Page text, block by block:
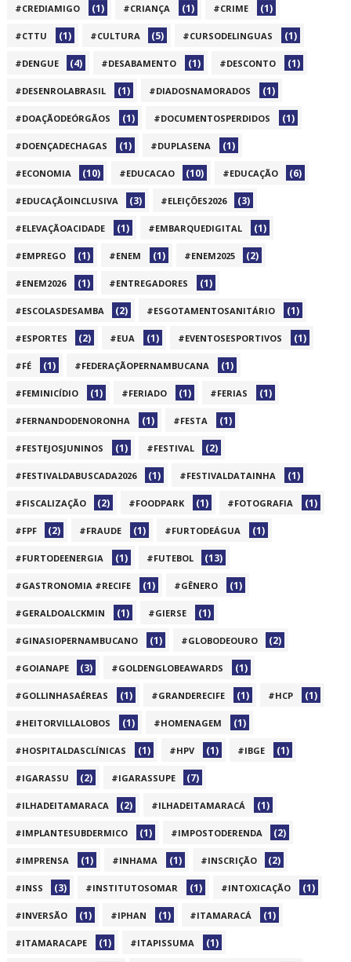
#CREDIAMIGO (1) #CRIANÇA (1) #CRIME (1)
#CTTU (1) #CULTURA (5) #CURSODELINGUAS (1)
#DENGUE (4) #DESABAMENTO (1) #DESCONTO (1)
#DESENROLABRASIL (1) #DIADOSNAMORADOS (1)
#DOAÇÃODEÓRGÃOS (1) #DOCUMENTOSPERDIDOS (1)
#DOENÇADECHAGAS (1) #DUPLASENA (1)
#ECONOMIA (10) #EDUCACAO (10) #EDUCAÇÃO (6)
#EDUCAÇÃOINCLUSIVA (3) #ELEIÇÕES2026 (3)
#ELEVAÇÃOACIDADE (1) #EMBARQUEDIGITAL (1)
#EMPREGO (1) #ENEM (1) #ENEM2025 (2)
#ENEM2026 (1) #ENTREGADORES (1)
#ESCOLASDESAMBA (2) #ESGOTAMENTOSANITÁRIO (1)
#ESPORTES (2) #EUA (1) #EVENTOSESPORTIVOS (1)
#FÉ (1) #FEDERAÇÃOPERNAMBUCANA (1)
#FEMINICÍDIO (1) #FERIADO (1) #FERIAS (1)
#FERNANDODENORONHA (1) #FESTA (1)
#FESTEJOSJUNINOS (1) #FESTIVAL (2)
#FESTIVALDABUSCADA2026 (1) #FESTIVALDATAINHA (1)
#FISCALIZAÇÃO (2) #FOODPARK (1) #FOTOGRAFIA (1)
#FPF (2) #FRAUDE (1) #FURTODEÁGUA (1)
#FURTODEENERGIA (1) #FUTEBOL (13)
#GASTRONOMIA #RECIFE (1) #GÊNERO (1)
#GERALDOALCKMIN (1) #GIERSE (1)
#GINASIOPERNAMBUCANO (1) #GLOBODEOURO (2)
#GOIANAPE (3) #GOLDENGLOBEAWARDS (1)
#GOLLINHASAÉREAS (1) #GRANDERECIFE (1) #HCP (1)
#HEITORVILLALOBOS (1) #HOMENAGEM (1)
#HOSPITALDASCLÍNICAS (1) #HPV (1) #IBGE (1)
#IGARASSU (2) #IGARASSUPE (7)
#ILHADEITAMARACA (2) #ILHADEITAMARACÁ (1)
#IMPLANTESUBDERMICO (1) #IMPOSTODERENDA (2)
#IMPRENSA (1) #INHAMA (1) #INSCRIÇÃO (2)
#INSS (3) #INSTITUTOSOMAR (1) #INTOXICAÇÃO (1)
#INVERSÃO (1) #IPHAN (1) #ITAMARACÁ (1)
#ITAMARACAPE (1) #ITAPISSUMA (1)